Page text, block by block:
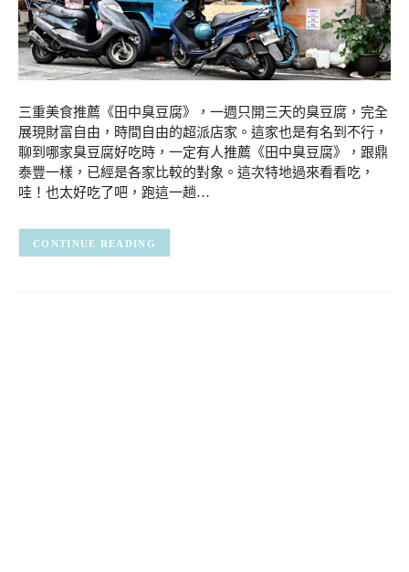
三重美食推薦《田中臭豆腐》，一週只開三天的臭豆腐，完全
展現財富自由，時間自由的超派店家。這家也是有名到不行，
聊到哪家臭豆腐好吃時，一定有人推薦《田中臭豆腐》，跟鼎
泰豐一樣，已經是各家比較的對象。這次特地過來看看吃，
哇！也太好吃了吧，跑這一趟…
CONTINUE READING